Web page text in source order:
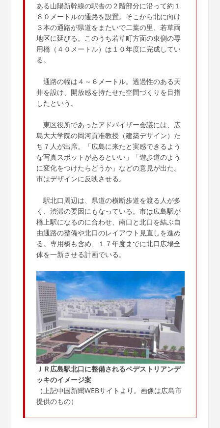
ある山陽新幹線の駅舎の２階部分に沿って約１
８０メートルの通路を設置。そこから北に向け
３本の通路が県道をまたいで二葉の里、若草両
地区に延びる。このうち若草町方面の東側の専
用橋（４０メートル）は１０年度に完成してい
る。
通路の幅は４～６メートル。透過性のある天
井を設け、開放感を持たせた空間づくりを目指
したという。
東区役所であったアドバイザー会議には、広
島大大学院の岡河貢准教授（建築デザイン）た
ち７人が出席。「広島に来たと実感できるよう
な写真スポットがあるといい」「遊歩道のよう
に変化をつけたらどうか」などの意見が出た。
市はデザインに反映させる。
駅北口周辺は、県道の横断歩道を渡る人が多
く、渋滞の要因にもなっている。市は広島駅が
橋上駅になるのに合わせ、南口と北口を結ぶ自
由通路の整備や北口のレイアウト見直しを進め
る。専用橋も含め、１７年度までに北口広場全
体を一新させる計画でいる。
ＪＲ広島駅北口に整備されるペデストリアンデ
ッキのイメージ案
（上記中国新聞WEBサイトより。画像は広島市
提供のもの）